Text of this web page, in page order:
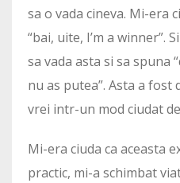
sa o vada cineva. Mi-era
“bai, uite, I’m a winner”.
sa vada asta si sa spuna
nu as putea”. Asta a fost
vrei intr-un mod ciudat
Mi-era ciuda ca aceasta
practic, mi-a schimbat